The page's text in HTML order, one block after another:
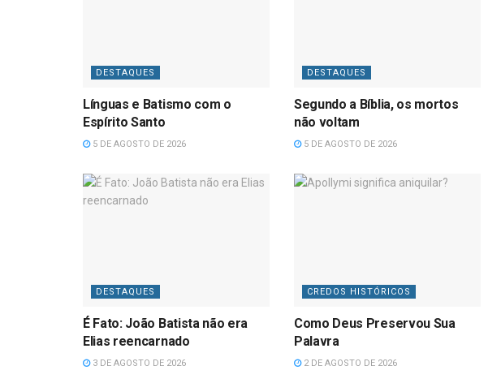
DESTAQUES
Línguas e Batismo com o
Espírito Santo
5 DE AGOSTO DE 2026
DESTAQUES
Segundo a Bíblia, os mortos
não voltam
5 DE AGOSTO DE 2026
DESTAQUES
É Fato: João Batista não era
Elias reencarnado
3 DE AGOSTO DE 2026
CREDOS HISTÓRICOS
Como Deus Preservou Sua
Palavra
2 DE AGOSTO DE 2026